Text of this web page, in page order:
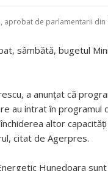
aprobat de parlamentarii
sâmbătă, bugetul
a anunțat că
au intrat în programul
altor
citat de Agerpres.
Hunedoara